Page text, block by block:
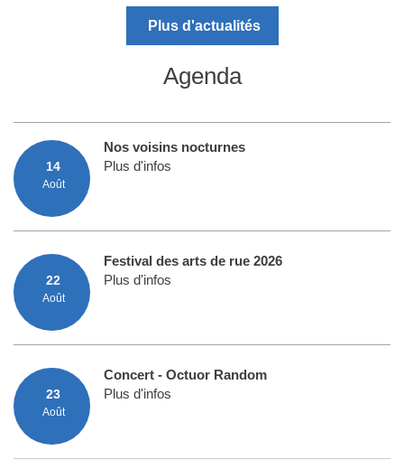
Plus d'actualités
Agenda
14
août
Nos voisins nocturnes
Plus d'infos
22
août
Festival des arts de rue 2026
Plus d'infos
23
août
Concert - Octuor Random
Plus d'infos